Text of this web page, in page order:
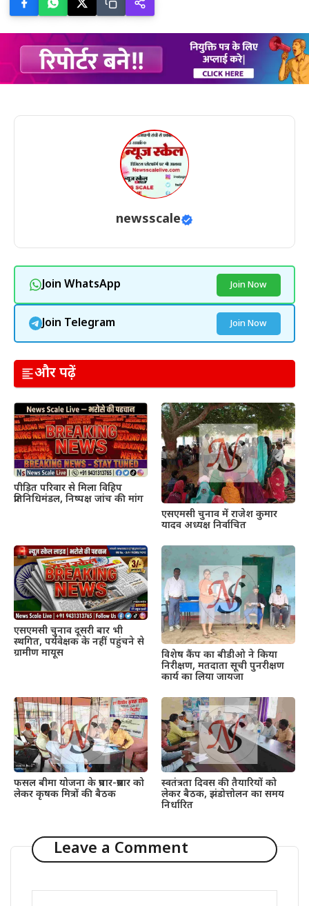
newsscale
Join WhatsApp Join Now
Join Telegram Join Now
और पढ़ें
पीड़ित परिवार से मिला विहिप
प्रतिनिधिमंडल, निष्पक्ष जांच की मांग
एसएमसी चुनाव में राजेश कुमार
यादव अध्यक्ष निर्वाचित
एसएमसी चुनाव दूसरी बार भी
स्थगित, पर्यवेक्षक के नहीं पहुंचने से
ग्रामीण मायूस
विशेष कैंप का बीडीओ ने किया
निरीक्षण, मतदाता सूची पुनरीक्षण
कार्य का लिया जायजा
फसल बीमा योजना के प्रचार-प्रसार को
लेकर कृषक मित्रों की बैठक
स्वतंत्रता दिवस की तैयारियों को
लेकर बैठक, झंडोत्तोलन का समय
निर्धारित
Leave a Comment